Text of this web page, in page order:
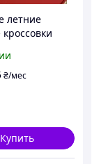
летние
белые
₴/мес
Купить